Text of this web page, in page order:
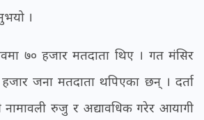
।
७० हजार मतदाता थिए । गत मंसिर
जना मतदाता थपिएका छन् । दर्ता
रुजु र अद्यावधिक गरेर आयागी